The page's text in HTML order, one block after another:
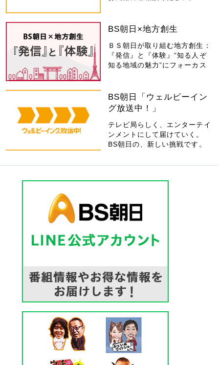
BS朝日×地方創生
ＢＳ朝日が取り組む地方創生：
『発信』と『体験』“知る人ぞ
知る地域の魅力”にフォーカス
BS朝日「ウェルビーイン
グ放送中！」
テレビ局らしく、エンターテイ
ンメントにして届けていく。
BS朝日の、新しい挑戦です。